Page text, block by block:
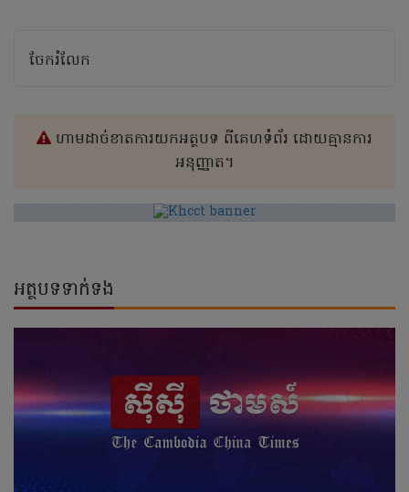
ចែករំលែក
ហាមដាច់ខាតការយកអត្ថបទ ពីគេហទំព័រ ដោយគ្មានការ
អនុញ្ញាត។
អត្ថបទទាក់ទង